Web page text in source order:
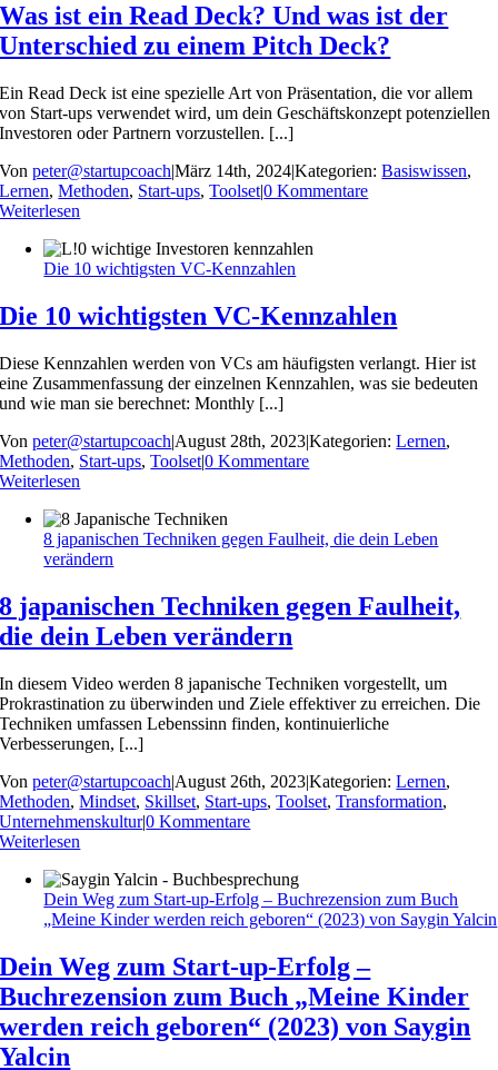
Was ist ein Read Deck? Und was ist der
Unterschied zu einem Pitch Deck?
Ein Read Deck ist eine spezielle Art von Präsentation, die vor allem
von Start-ups verwendet wird, um dein Geschäftskonzept potenziellen
Investoren oder Partnern vorzustellen. [...]
Vonpeter@startupcoach|März 14th, 2024|Kategorien:Basiswissen,
Lernen,Methoden, Start-ups,Toolset|0 Kommentare
Weiterlesen
Die 10 wichtigsten VC-Kennzahlen
Die 10 wichtigsten VC-Kennzahlen
Diese Kennzahlen werden von VCs am häufigsten verlangt. Hier ist
eine Zusammenfassung der einzelnen Kennzahlen, was sie bedeuten
und wie man sie berechnet: Monthly [...]
Vonpeter@startupcoach|August 28th, 2023|Kategorien:Lernen,
Methoden, Start-ups,Toolset|0 Kommentare
Weiterlesen
8 japanischen Techniken gegen Faulheit, die dein Leben
verändern
8 japanischen Techniken gegen Faulheit,
die dein Leben verändern
In diesem Video werden 8 japanische Techniken vorgestellt, um
Prokrastination zu überwinden und Ziele effektiver zu erreichen. Die
Techniken umfassen Lebenssinn finden, kontinuierliche
Verbesserungen, [...]
Vonpeter@startupcoach|August 26th, 2023|Kategorien:Lernen,
Methoden,Mindset, Skillset, Start-ups,Toolset,Transformation,
Unternehmenskultur|0 Kommentare
Weiterlesen
Dein Weg zum Start-up-Erfolg – Buchrezension zum Buch
„Meine Kinder werden reich geboren“ (2023) von Saygin Yalcin
Dein Weg zum Start-up-Erfolg –
Buchrezension zum Buch „Meine Kinder
werden reich geboren“ (2023) von Saygin
Yalcin